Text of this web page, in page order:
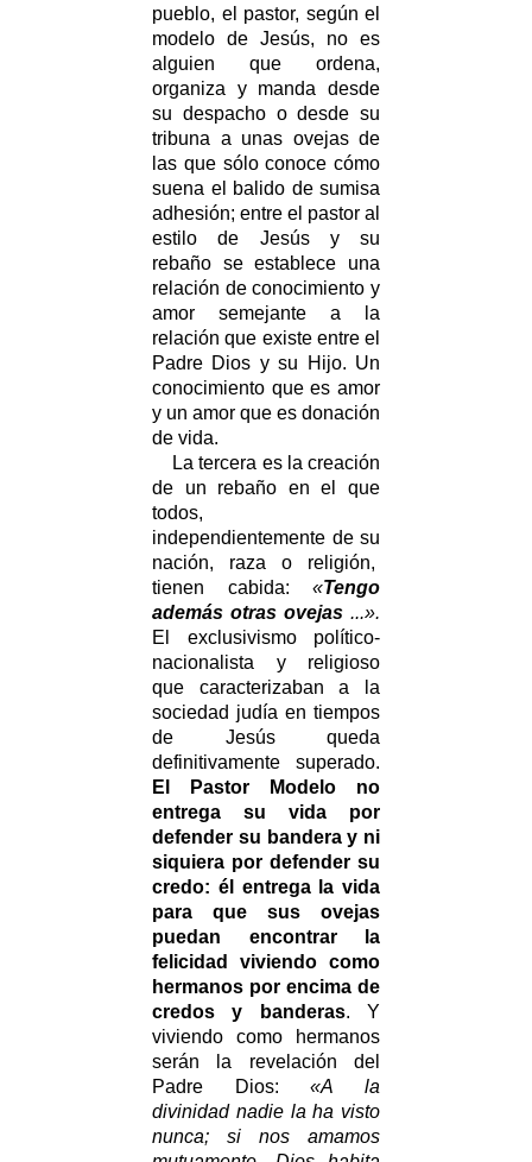
pueblo, el pastor, según el
modelo de Jesús, no es
alguien que ordena,
organiza y manda desde
su despacho o desde su
tribuna a unas ovejas de
las que sólo conoce cómo
suena el balido de sumisa
adhesión; entre el pastor al
estilo de Jesús y su
rebaño se establece una
relación de conocimiento y
amor semejante a la
relación que existe entre el
Padre Dios y su Hijo. Un
conocimiento que es amor
y un amor que es donación
de vida.
La tercera es la creación
de un rebaño en el que
todos,
independientemente de su
nación, raza o religión,
tienen cabida: «Tengo
además otras ovejas ...».
El exclusivismo político-
nacionalista y religioso
que caracterizaban a la
sociedad judía en tiempos
de Jesús queda
definitivamente superado.
El Pastor Modelo no
entrega su vida por
defender su bandera y ni
siquiera por defender su
credo: él entrega la vida
para que sus ovejas
puedan encontrar la
felicidad viviendo como
hermanos por encima de
credos y banderas. Y
viviendo como hermanos
serán la revelación del
Padre Dios:«A la
divinidad nadie la ha visto
nunca; si nos amamos